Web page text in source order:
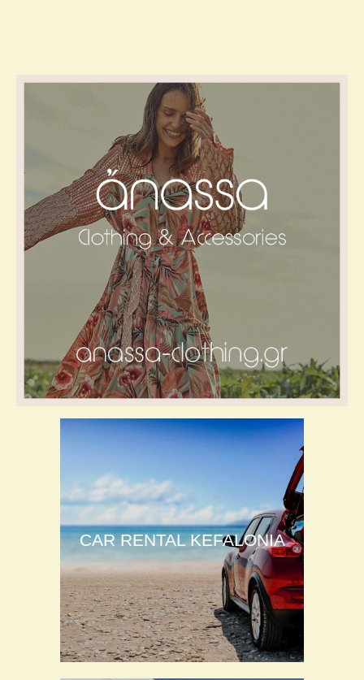
CAR RENTAL KEFALONIA